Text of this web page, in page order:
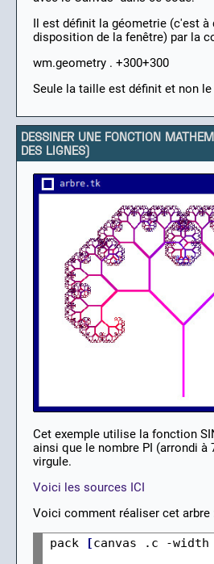
Il est définit la géometrie (c'est
disposition de la fenêtre) par la
wm.geometry . +300+300
Seule la taille est définit et non
DESSINER UNE FONCTION
DES LIGNES)
Cet exemple utilise la fonction
ainsi que le nombre PI (arrondi à
virgule.
Voici les sources ICI
Voici comment réaliser cet arbre
pack [canvas .c -width